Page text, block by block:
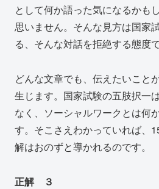
として何か語った気になるかも
思いません。そんな見方は国家
る、そんな対話を拒絶する態度で
どんな文章でも、伝えたいこと
生じます。国家試験の五肢択一
なく、ソーシャルワークとは何
す。そこさえわかっていれば、
解はおのずと導かれるのです。
正解 ３